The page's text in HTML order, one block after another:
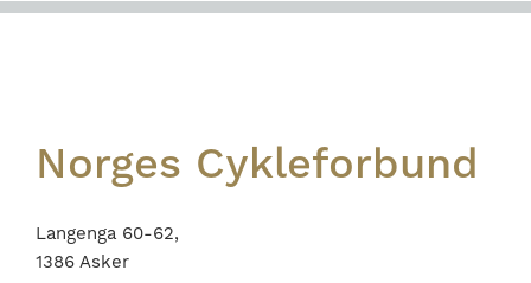
Footer
Norges Cykleforbund
Langenga 60-62,
1386 Asker